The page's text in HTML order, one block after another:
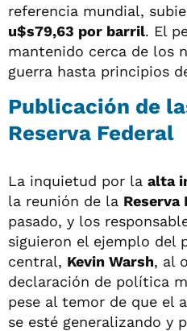
referencia mundial,
u$s79,63 por barril. El
mantenido cerca de los
guerra hasta principios
Publicación de
Reserva Federal
La inquietud por la alta
la reunión de la Reserva
pasado, y los
siguieron el ejemplo del
central, Kevin Warsh, al
declaración de política
pese al temor de que el
se esté generalizando y